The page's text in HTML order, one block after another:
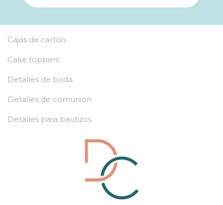
Cajas de cartón
Cake toppers
Detalles de boda
Detalles de comunión
Detalles para bautizos